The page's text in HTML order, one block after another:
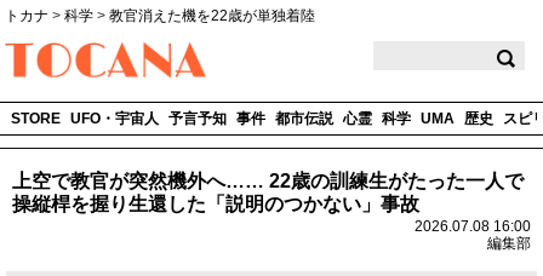
トカナ > 科学 > 教官消えた機を22歳が単独着陸
STORE UFO・宇宙人 予言予知 事件 都市伝説 心霊 科学 UMA 歴史 スピ
上空で教官が突然機外へ…… 22歳の訓練生がたった一人で
操縦桿を握り生還した「説明のつかない」事故
2026.07.08 16:00
編集部